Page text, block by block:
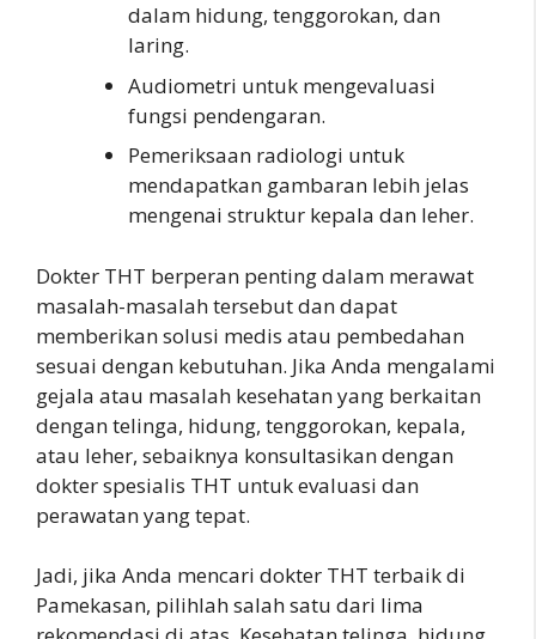
dalam hidung, tenggorokan, dan
laring.
Audiometri untuk mengevaluasi
fungsi pendengaran.
Pemeriksaan radiologi untuk
mendapatkan gambaran lebih jelas
mengenai struktur kepala dan leher.
Dokter THT berperan penting dalam merawat
masalah-masalah tersebut dan dapat
memberikan solusi medis atau pembedahan
sesuai dengan kebutuhan. Jika Anda mengalami
gejala atau masalah kesehatan yang berkaitan
dengan telinga, hidung, tenggorokan, kepala,
atau leher, sebaiknya konsultasikan dengan
dokter spesialis THT untuk evaluasi dan
perawatan yang tepat.
Jadi, jika Anda mencari dokter THT terbaik di
Pamekasan, pilihlah salah satu dari lima